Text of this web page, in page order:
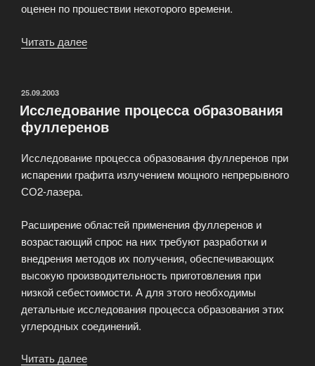
оценен по прошествии некоторого времени.
Читать далее
России»»
ОПУБЛИКОВАНО
25.09.2003
Исследование процесса образования
фуллеренов
Исследование процесса образования фуллеренов при
испарении графита излучением мощного непрерывного
СО2-лазера.
Расширение областей применения фуллеренов и
возрастающий спрос на них требуют разработки и
внедрения методов их получения, обеспечивающих
высокую производительность приготовления при
низкой себестоимости. А для этого необходимы
детальные исследования процесса образования этих
углеродных соединений.
Читать далее